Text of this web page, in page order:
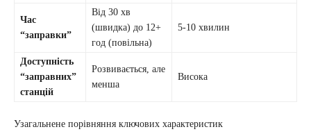
Час
“заправки”
Від 30 хв
(швидка) до 12+
год (повільна)
5-10 хвилин
Доступність
“заправних”
станцій
Розвивається, але
менша
Висока
Узагальнене порівняння ключових характеристик